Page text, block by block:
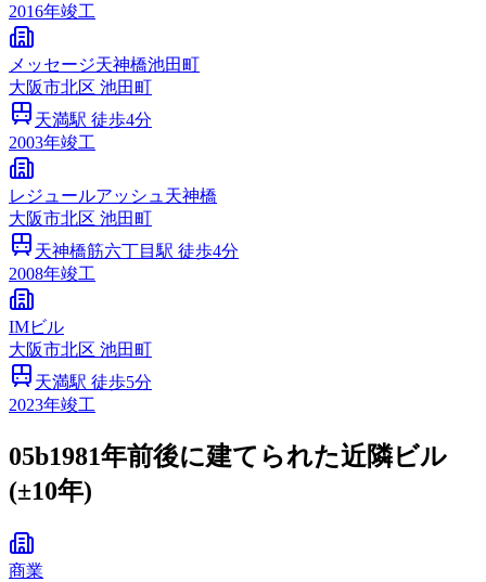
2016年竣工
メッセージ天神橋池田町
大阪市北区 池田町
天満駅 徒歩4分
2003年竣工
レジュールアッシュ天神橋
大阪市北区 池田町
天神橋筋六丁目 駅 徒歩4分
2008年竣工
IMビル
大阪市北区 池田町
天満駅 徒歩5分
2023年竣工
05b1981年前後に建てられた近隣ビル
(±10年)
商業